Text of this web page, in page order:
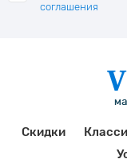
соглашения
Скидки